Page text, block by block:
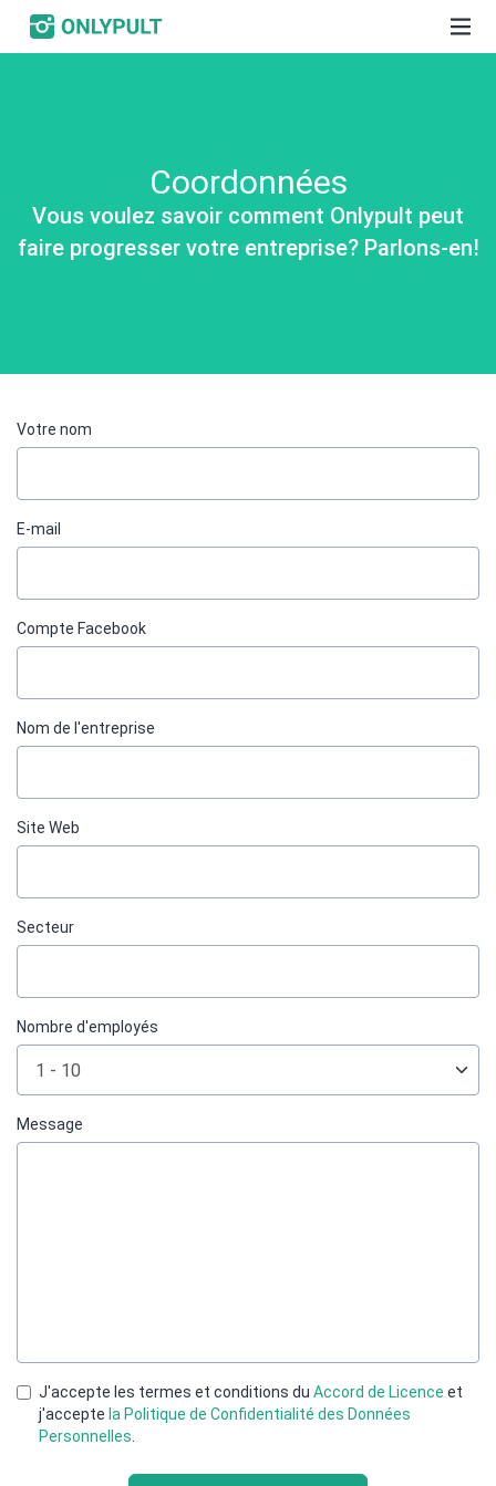
Coordonnées
Vous voulez savoir comment Onlypult peut
faire progresser votre entreprise? Parlons-en!
Votre nom
E-mail
Сompte Facebook
Nom de l'entreprise
Site Web
Secteur
Nombre d'employés
Message
J'accepte les termes et conditions du Accord de Licence et
j'accepte la Politique de Confidentialité des Données
Personnelles